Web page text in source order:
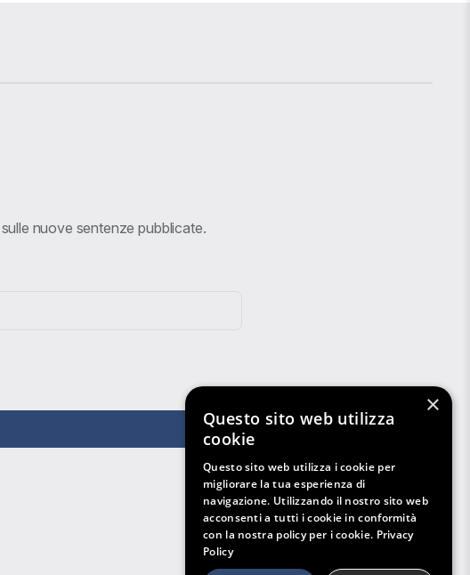
nuove sentenze pubblicate.
×
Questo sito web utilizza
cookie
Questo sito web utilizza i cookie per
migliorare la tua esperienza di
navigazione. Utilizzando il nostro sito web
acconsenti a tutti i cookie in conformità
con la nostra policy per i cookie. Privacy
Policy